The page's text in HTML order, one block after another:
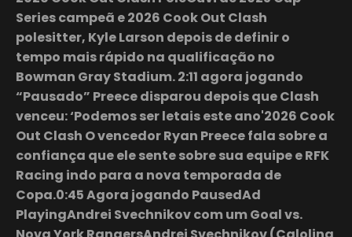
Series campeã e 2026 Cook Out Clash
polesitter, Kyle Larson depois de definir o
tempo mais rápido na qualificação no
Bowman Gray Stadium. 2:11 agora jogando
“Pausado” Preece disparou depois que Clash
venceu: ‘Podemos ser letais este ano'2026 Cook
Out Clash O vencedor Ryan Preece fala sobre a
confiança que ele sente sobre sua equipe e RFK
Racing indo para a nova temporada de
Copa.0:45 Agora jogando PausedAd
PlayingAndrei Svechnikov com um Goal vs.